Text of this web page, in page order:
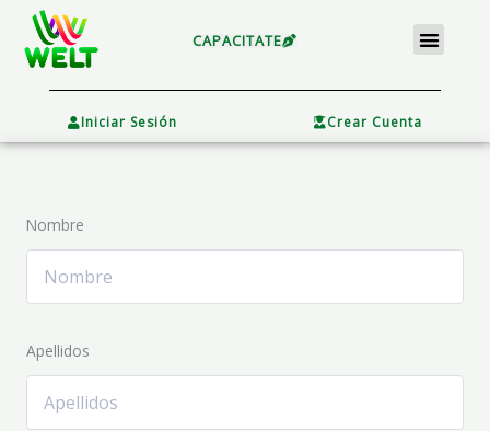
contenido
CAPACITATE Menu
Iniciar Sesión Crear Cuenta
Nombre
Apellidos